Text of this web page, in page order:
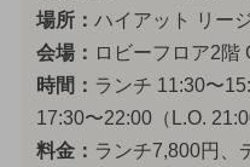
場所： ハイアット リー
会場： ロビーフロア2階
時間： ランチ 11:30〜
17:30〜22:00（L.O.
料金： ランチ7,800円、